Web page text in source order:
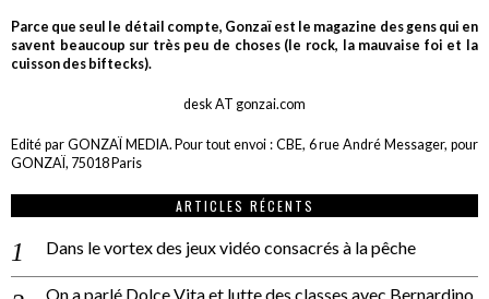
Parce que seul le détail compte, Gonzaï est le magazine des gens qui en
savent beaucoup sur très peu de choses (le rock, la mauvaise foi et la
cuisson des biftecks).
desk AT gonzai.com
Edité par GONZAÏ MEDIA. Pour tout envoi : CBE, 6 rue André Messager, pour
GONZAÏ, 75018 Paris
ARTICLES RÉCENTS
Dans le vortex des jeux vidéo consacrés à la pêche
On a parlé Dolce Vita et lutte des classes avec Bernardino